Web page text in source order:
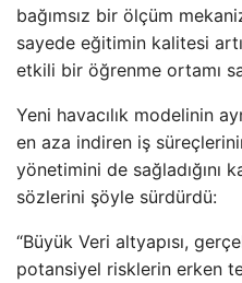
bağımsız bir ölçüm
sayede eğitimin kalitesi
etkili bir öğrenme ortamı
Yeni havacılık modelinin
en aza indiren iş
yönetimini de sağladığını
sözlerini şöyle sürdürdü:
“Büyük Veri altyapısı,
potansiyel risklerin erken